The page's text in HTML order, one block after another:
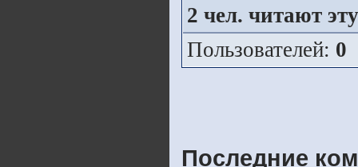
2 чел. читают
Пользователей: 0
Последние